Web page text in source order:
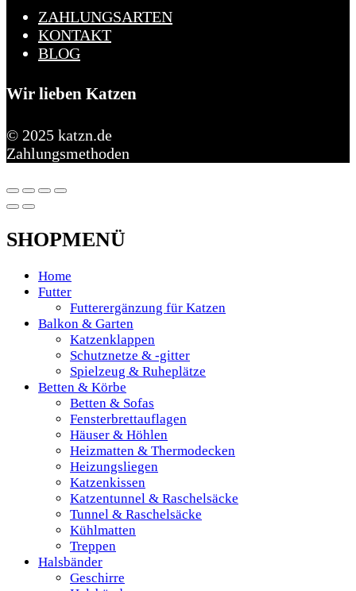
ZAHLUNGSARTEN
KONTAKT
BLOG
Wir lieben Katzen
© 2025 katzn.de
Zahlungsmethoden
SHOPMENÜ
Home
Futter
Futterergänzung für Katzen
Balkon & Garten
Katzenklappen
Schutznetze & -gitter
Spielzeug & Ruheplätze
Betten & Körbe
Betten & Sofas
Fensterbrettauflagen
Häuser & Höhlen
Heizmatten & Thermodecken
Heizungsliegen
Katzenkissen
Katzentunnel & Raschelsäcke
Tunnel & Raschelsäcke
Kühlmatten
Treppen
Halsbänder
Geschirre